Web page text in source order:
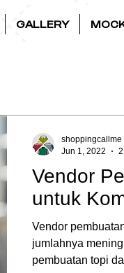
GALLERY
Vendor
untuk
Vendor
jumlahnya
pembuatan topi
shoppingcallme
Jun 1, 2022